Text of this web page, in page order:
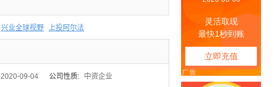
兴业全球视野 上投阿尔法
2020-09-04 公司性质: 中资企业